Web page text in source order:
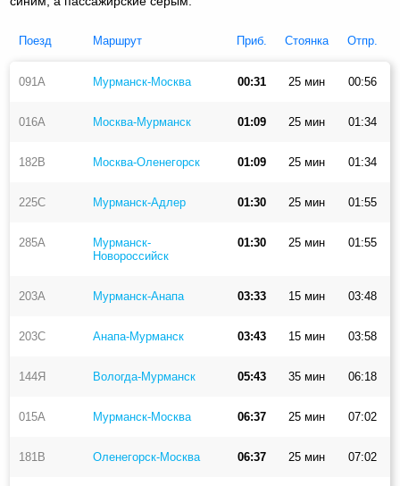
Поезд Маршрут Приб. Стоянка Отпр.
091А Мурманск-Москва 00:31 25 мин 00:56
016А Москва-Мурманск 01:09 25 мин 01:34
182В Москва-Оленегорск 01:09 25 мин 01:34
225С Мурманск-Адлер 01:30 25 мин 01:55
285А
Мурманск-
Новороссийск
01:30 25 мин 01:55
203А Мурманск-Анапа 03:33 15 мин 03:48
203С Анапа-Мурманск 03:43 15 мин 03:58
144Я Вологда-Мурманск 05:43 35 мин 06:18
015А Мурманск-Москва 06:37 25 мин 07:02
181В Оленегорск-Москва 06:37 25 мин 07:02